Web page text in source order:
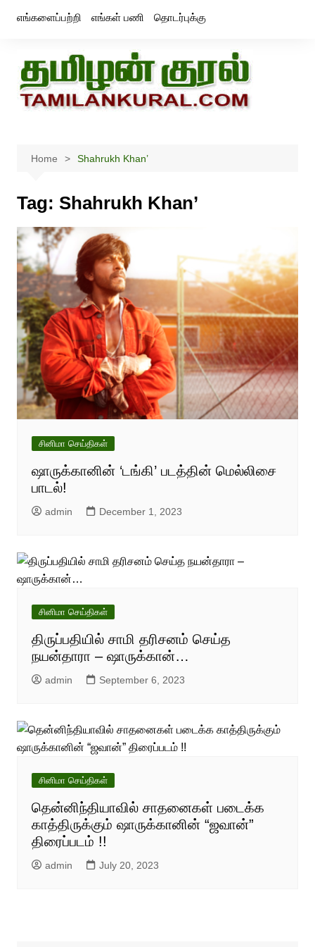
எங்களைப்பற்றி எங்கள் பணி தொடர்புக்கு
Home Shahrukh Khan’
Tag: Shahrukh Khan’
சினிமா செய்திகள்
ஷாருக்கானின் ‘டங்கி’ படத்தின் மெல்லிசை
பாடல்!
admin December 1, 2023
சினிமா செய்திகள்
திருப்பதியில் சாமி தரிசனம் செய்த
நயன்தாரா – ஷாருக்கான்…
admin September 6, 2023
சினிமா செய்திகள்
தென்னிந்தியாவில் சாதனைகள் படைக்க
காத்திருக்கும் ஷாருக்கானின் “ஜவான்”
திரைப்படம் !!
admin July 20, 2023